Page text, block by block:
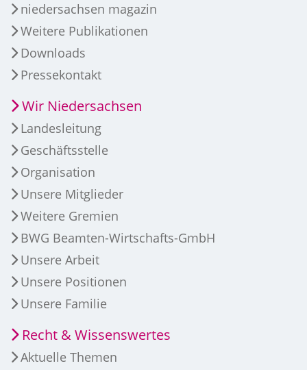
niedersachsen magazin
Weitere Publikationen
Downloads
Pressekontakt
Wir Niedersachsen
Landesleitung
Geschäftsstelle
Organisation
Unsere Mitglieder
Weitere Gremien
BWG Beamten-Wirtschafts-GmbH
Unsere Arbeit
Unsere Positionen
Unsere Familie
Recht & Wissenswertes
Aktuelle Themen